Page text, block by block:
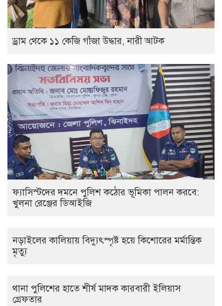
ড্রাম থেকে ১১ কেজি গাঁজা উদ্ধার, নারী আটক
ফ্যাসিস্টদের দমনে পুলিশ কঠোর ভূমিকা পালন করবে:
খুলনা রেঞ্জের ডিআইজি
নড়াইলের কালিয়ায় বিদ্যুৎস্পৃষ্ট হয়ে কিশোরের মর্মান্তিক
মৃত্যু
থানা পুলিশের হাতে শীর্ষ মাদক কারবারী ইলিয়াস
গ্রেফতার